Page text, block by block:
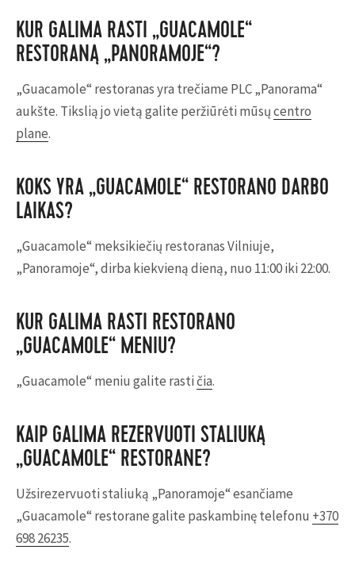
KUR GALIMA RASTI „GUACAMOLE“
RESTORANĄ „PANORAMOJE“?
„Guacamole“ restoranas yra trečiame PLC „Panorama“
aukšte. Tikslią jo vietą galite peržiūrėti mūsųcentro
plane.
KOKS YRA „GUACAMOLE“ RESTORANO DARBO
LAIKAS?
„Guacamole“ meksikiečių restoranas Vilniuje,
„Panoramoje“, dirba kiekvieną dieną, nuo 11:00 iki 22:00.
KUR GALIMA RASTI RESTORANO
„GUACAMOLE“ MENIU?
„Guacamole“ meniu galite rastičia.
KAIP GALIMA REZERVUOTI STALIUKĄ
„GUACAMOLE“ RESTORANE?
Užsirezervuoti staliuką „Panoramoje“ esančiame
„Guacamole“ restorane galite paskambinę telefonu +370
698 26235.